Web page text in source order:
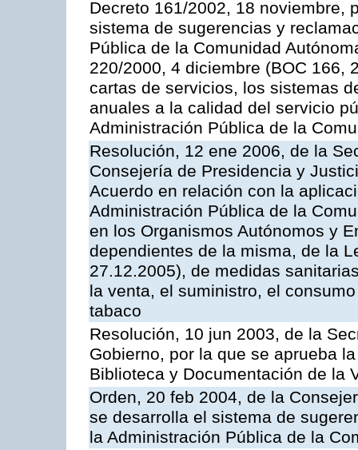
Decreto 161/2002, 18 noviembre,
sistema de sugerencias y
Pública de la Comunidad
220/2000, 4 diciembre (BOC 166,
cartas de servicios, los sistemas
anuales a la calidad del servicio
Administración Pública de la
Resolución, 12 ene 2006, de la
Consejería de Presidencia y
Acuerdo en relación con la
Administración Pública de la
en los Organismos Autónomos y
dependientes de la misma, de la
27.12.2005), de medidas
la venta, el suministro, el
tabaco
Resolución, 10 jun 2003, de la
Gobierno, por la que se aprueba
Biblioteca y Documentación de la
Orden, 20 feb 2004, de la
se desarrolla el sistema de
la Administración Pública de la